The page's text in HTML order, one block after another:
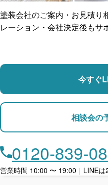
瑕疵保険
支払い対応
ローン利用
マンション・ア
店舗・事務所対応
塗装会社のご案内・お見積り
レーション・会社決定後もサ
今すぐ
相談会の
0120-839-
営業時間 10:00 〜 19:00 ｜ LINE